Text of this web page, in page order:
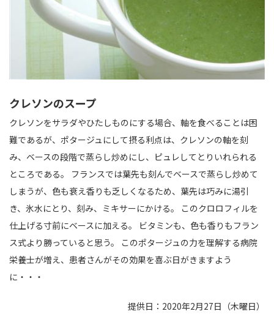
クレソンのスープ
クレソンをサラダやひたしものにする場合、軸を食べることは困
難であるが、ポタージュにして摂る利点は、クレソンの軸を刻
み、ベースの段階で蒸らし炒めにし、ピュレしてとりいれられる
ところである。 フランスでは葉先も刻んでベースで蒸らし炒めて
しまうが、色も衰え香りも乏しくなるため、葉先は巧みに湯引
き、氷水にとり、刻み、ミキサーにかける。 このクロロフィルを
仕上げる寸前にベースに加える。 ビタミンも、色も香りもフラン
ス式より勝っていると思う。 このポタージュの力を理解する病院
栄養士が増え、患者さんがその効果を喜ぶ日がきますよう
に・・・
提供日：2020年2月27日（木曜日）